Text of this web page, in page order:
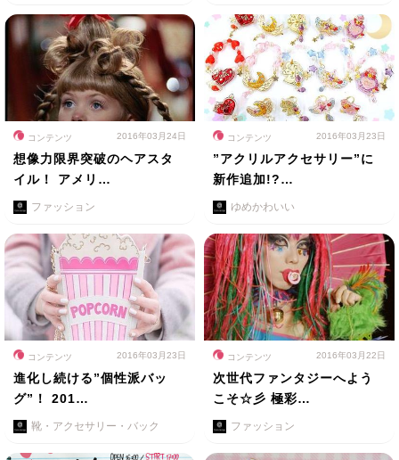
コンテンツ 2016年03月24日
想像力限界突破のヘアスタ
イル！ アメリ…
ファッション
コンテンツ 2016年03月23日
”アクリルアクセサリー”に
新作追加!?…
ゆめかわいい
コンテンツ 2016年03月23日
進化し続ける”個性派バッ
グ”！ 201…
靴・アクセサリー・バック
コンテンツ 2016年03月22日
次世代ファンタジーへよう
こそ☆彡 極彩…
ファッション